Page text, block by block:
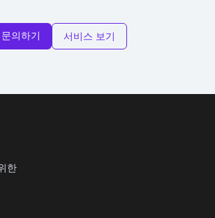
문의하기 서비스 보기
한